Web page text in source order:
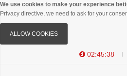
We use cookies to make your experience
Privacy directive, we need to ask for your
ALLOW COOKIES
02:45:38